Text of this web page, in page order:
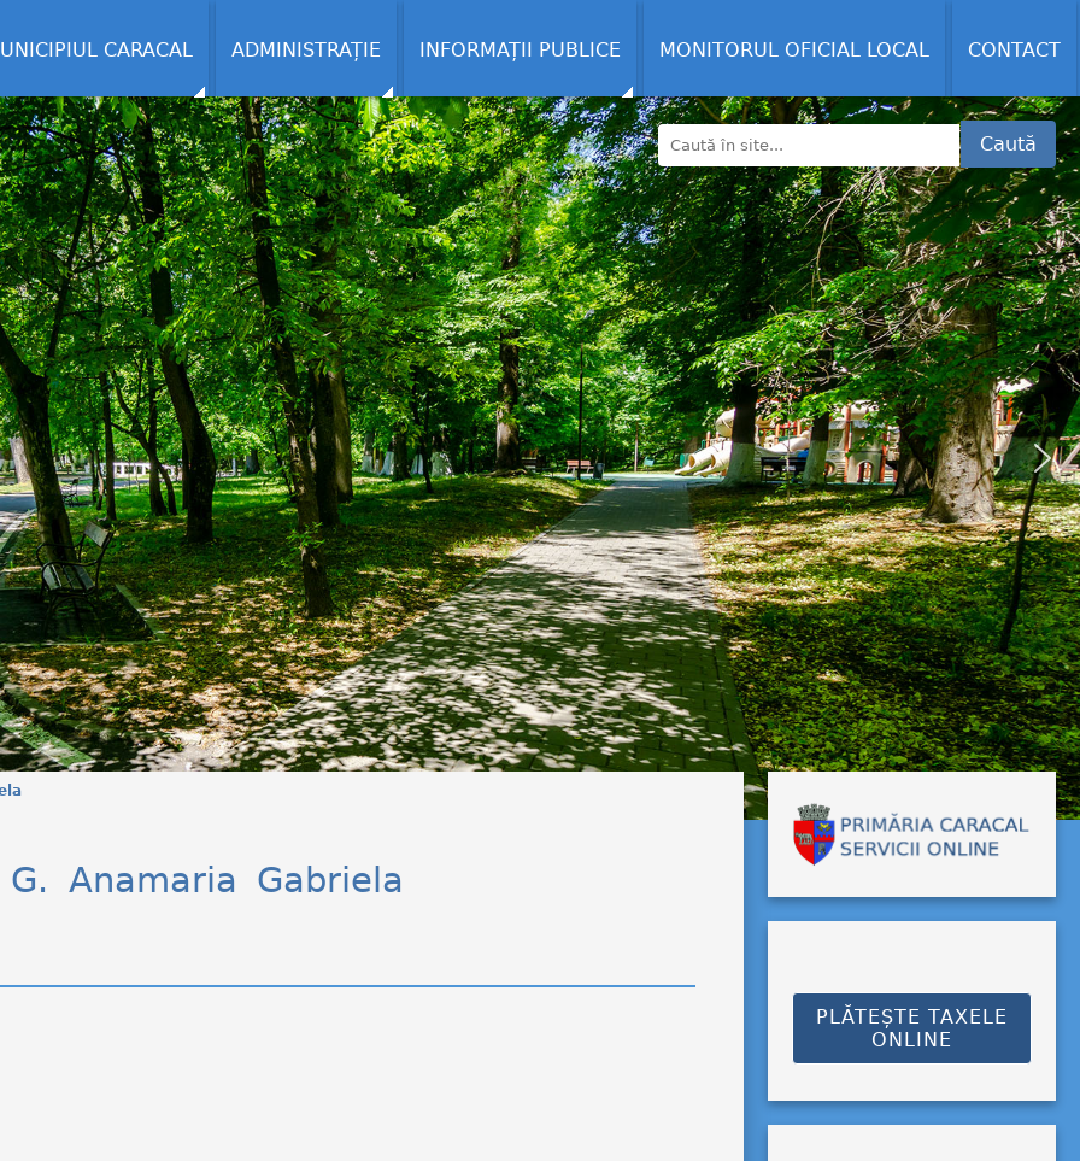
CARACAL ADMINISTRAȚIE INFORMAȚII PUBLICE MONITORUL OFICIAL LOCAL CONTACT
Caută
G. Anamaria Gabriela
PLĂTEȘTE TAXELE
ONLINE